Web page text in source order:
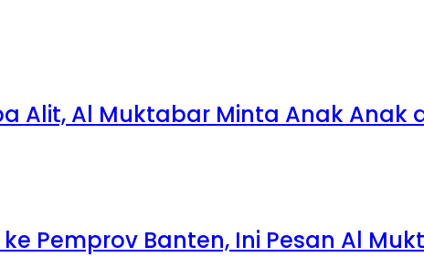
Alit, Al Muktabar Minta Anak Anak
Pemprov Banten, Ini Pesan Al